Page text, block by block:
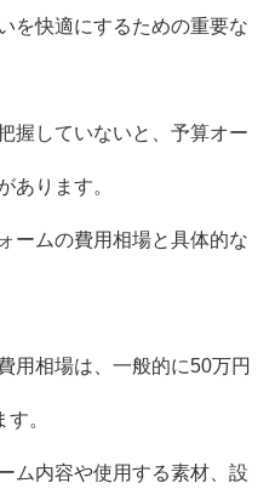
を快適にするための重要な
握していないと、予算オー
あります。
ームの費用相場と具体的な
用相場は、一般的に50万円
。
ム内容や使用する素材、設